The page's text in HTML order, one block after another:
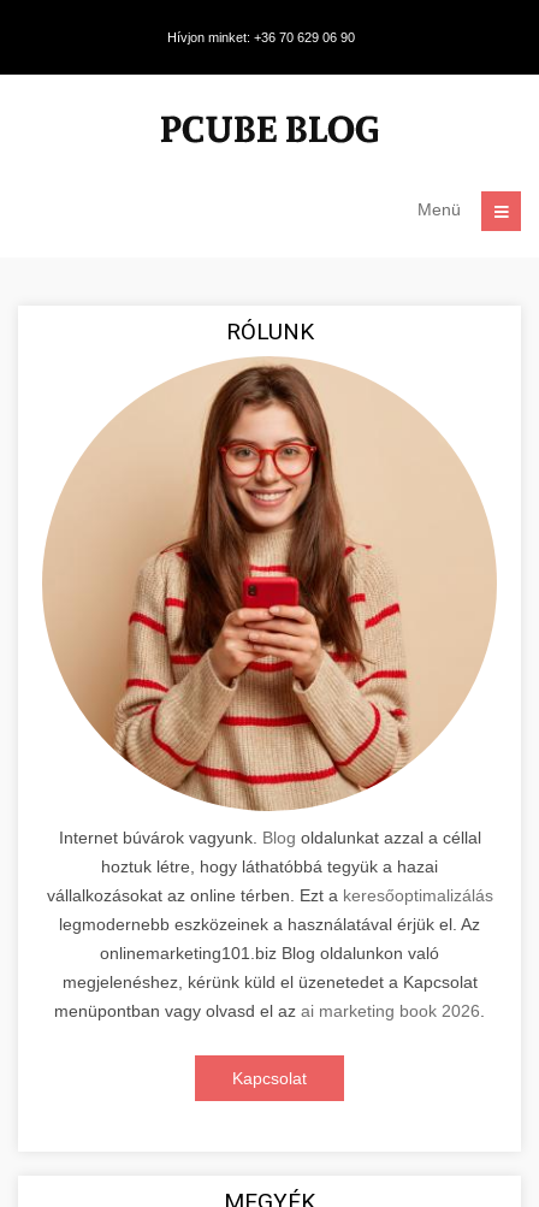
Hívjon minket: +36 70 629 06 90
Menü
RÓLUNK
Internet búvárok vagyunk. Blog oldalunkat azzal a céllal
hoztuk létre, hogy láthatóbbá tegyük a hazai
vállalkozásokat az online térben. Ezt a keresőoptimalizálás
legmodernebb eszközeinek a használatával érjük el. Az
onlinemarketing101.biz Blog oldalunkon való
megjelenéshez, kérünk küld el üzenetedet a Kapcsolat
menüpontban vagy olvasd el az ai marketing book 2026
Kapcsolat